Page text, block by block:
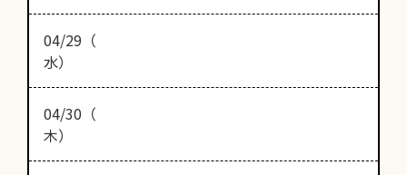
04/29（
水）
04/30（
木）